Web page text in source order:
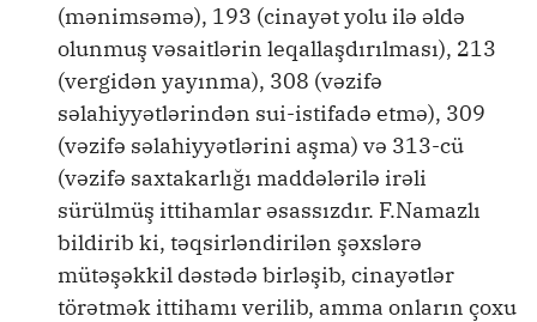
(mənimsəmə), 193 (cinayət yolu ilə əldə
olunmuş vəsaitlərin leqallaşdırılması), 213
(vergidən yayınma), 308 (vəzifə
səlahiyyətlərindən sui-istifadə etmə), 309
(vəzifə səlahiyyətlərini aşma) və 313-cü
(vəzifə saxtakarlığı maddələrilə irəli
sürülmüş ittihamlar əsassızdır. F.Namazlı
bildirib ki, təqsirləndirilən şəxslərə
mütəşəkkil dəstədə birləşib, cinayətlər
törətmək ittihamı verilib, amma onların çoxu